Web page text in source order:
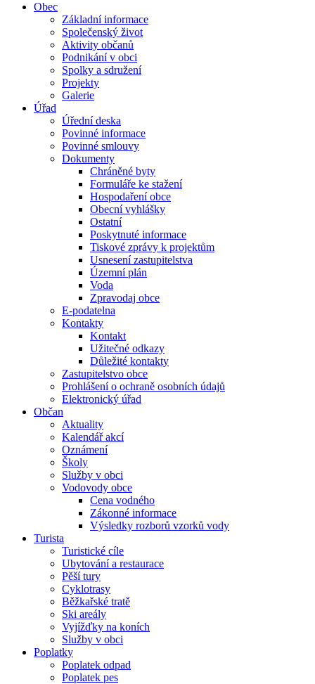
Obec
Základní informace
Společenský život
Aktivity občanů
Podnikání v obci
Spolky a sdružení
Projekty
Galerie
Úřad
Úřední deska
Povinné informace
Povinné smlouvy
Dokumenty
Chráněné byty
Formuláře ke stažení
Hospodaření obce
Obecní vyhlášky
Ostatní
Poskytnuté informace
Tiskové zprávy k projektům
Usnesení zastupitelstva
Územní plán
Voda
Zpravodaj obce
E-podatelna
Kontakty
Kontakt
Užitečné odkazy
Důležité kontakty
Zastupitelstvo obce
Prohlášení o ochraně osobních údajů
Elektronický úřad
Občan
Aktuality
Kalendář akcí
Oznámení
Školy
Služby v obci
Vodovody obce
Cena vodného
Zákonné informace
Výsledky rozborů vzorků vody
Turista
Turistické cíle
Ubytování a restaurace
Pěší tury
Cyklotrasy
Běžkařské tratě
Ski areály
Vyjížďky na koních
Služby v obci
Poplatky
Poplatek odpad
Poplatek pes